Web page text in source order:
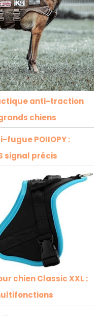
anti-traction
grands chiens
POIIOPY :
signal précis
chien Classic XXL :